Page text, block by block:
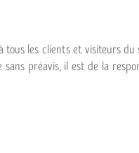
tous les clients et visiteurs
préavis, il est de la